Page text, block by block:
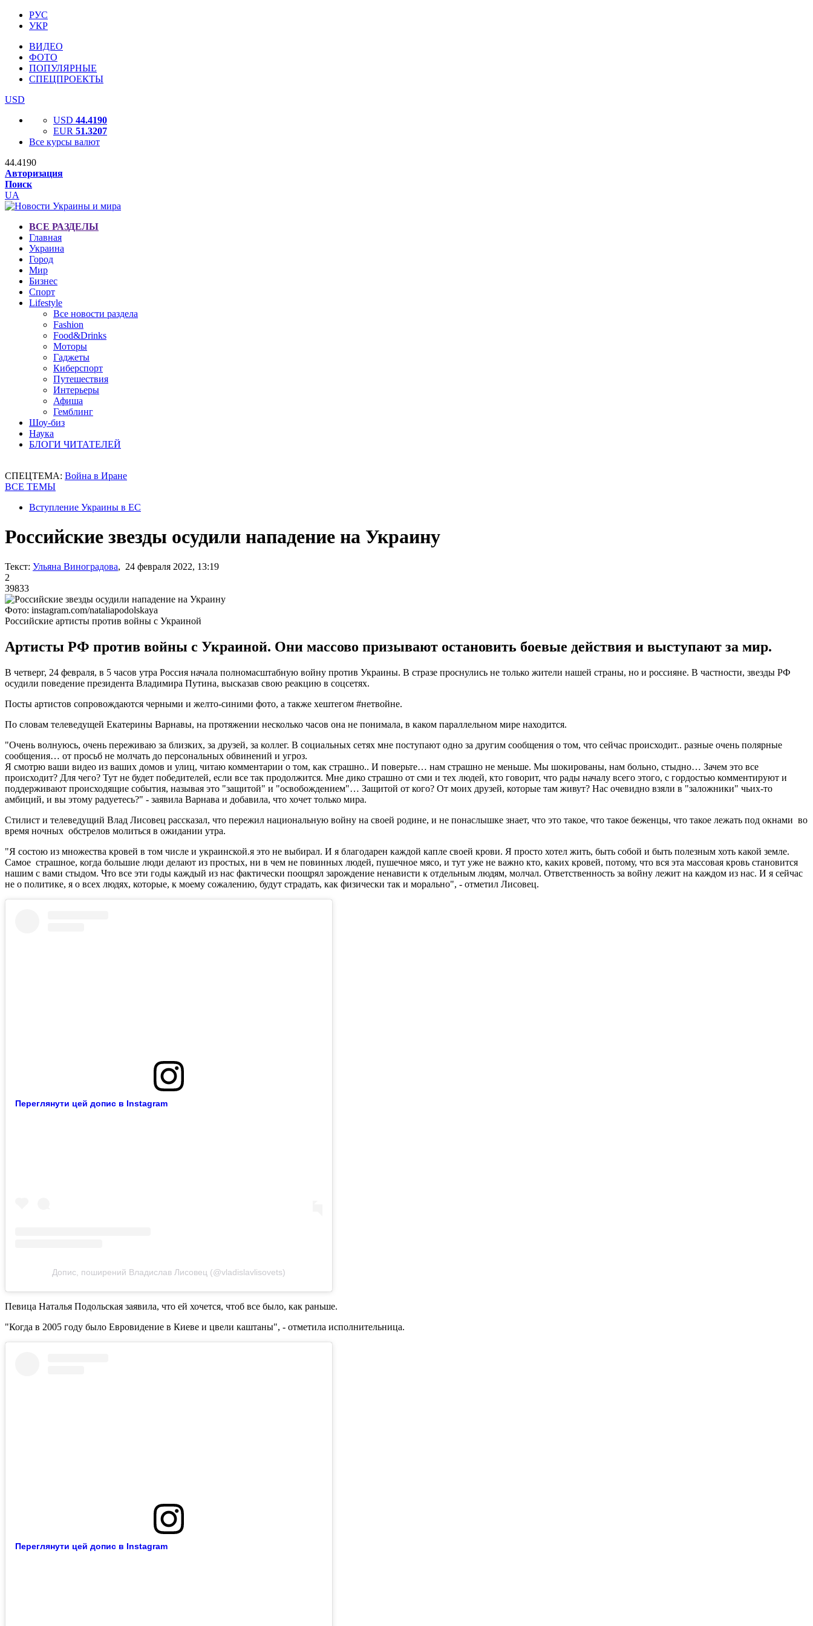
РУС
УКР
ВИДЕО
ФОТО
ПОПУЛЯРНЫЕ
СПЕЦПРОЕКТЫ
USD
USD 44.4190
EUR 51.3207
Все курсы валют
44.4190
Авторизация
Поиск
UA
ВСЕ РАЗДЕЛЫ
Главная
Украина
Город
Мир
Бизнес
Спорт
Lifestyle
Все новости раздела
Fashion
Food&Drinks
Моторы
Гаджеты
Киберспорт
Путешествия
Интерьеры
Афиша
Гемблинг
Шоу-биз
Наука
БЛОГИ ЧИТАТЕЛЕЙ
СПЕЦТЕМА: Война в Иране
ВСЕ ТЕМЫ
Вступление Украины в ЕС
Российские звезды осудили нападение на Украину
Текст: Ульяна Виноградова, 24 февраля 2022, 13:19
2
39833
Фото: instagram.com/nataliapodolskaya
Российские артисты против войны с Украиной
Артисты РФ против войны с Украиной. Они массово призывают остановить боевые действия и выступают за мир.
В четверг, 24 февраля, в 5 часов утра Россия начала полномасштабную войну против Украины. В стразе проснулись не только жители нашей страны, но и россияне. В частности, звезды РФ
осудили поведение президента Владимира Путина, высказав свою реакцию в соцсетях.
Посты артистов сопровождаются черными и желто-синими фото, а также хештегом #нетвойне.
По словам телеведущей Екатерины Варнавы, на протяжении несколько часов она не понимала, в каком параллельном мире находится.
"Очень волнуюсь, очень переживаю за близких, за друзей, за коллег. В социальных сетях мне поступают одно за другим сообщения о том, что сейчас происходит.. разные очень полярные
сообщения… от просьб не молчать до персональных обвинений и угроз.
Я смотрю ваши видео из ваших домов и улиц, читаю комментарии о том, как страшно.. И поверьте… нам страшно не меньше. Мы шокированы, нам больно, стыдно… Зачем это все
происходит? Для чего? Тут не будет победителей, если все так продолжится. Мне дико страшно от сми и тех людей, кто говорит, что рады началу всего этого, с гордостью комментируют и
поддерживают происходящие события, называя это "защитой" и "освобождением"… Защитой от кого? От моих друзей, которые там живут? Нас очевидно взяли в "заложники" чьих-то
амбиций, и вы этому радуетесь?" - заявила Варнава и добавила, что хочет только мира.
Стилист и телеведущий Влад Лисовец рассказал, что пережил национальную войну на своей родине, и не понаслышке знает, что это такое, что такое беженцы, что такое лежать под окнами во
время ночных обстрелов молиться в ожидании утра.
"Я состою из множества кровей в том числе и украинской.я это не выбирал. И я благодарен каждой капле своей крови. Я просто хотел жить, быть собой и быть полезным хоть какой земле.
Самое страшное, когда большие люди делают из простых, ни в чем не повинных людей, пушечное мясо, и тут уже не важно кто, каких кровей, потому, что вся эта массовая кровь становится
нашим с вами стыдом. Что все эти годы каждый из нас фактически поощрял зарождение ненависти к отдельным людям, молчал. Ответственность за войну лежит на каждом из нас. И я сейчас
не о политике, я о всех людях, которые, к моему сожалению, будут страдать, как физически так и морально", - отметил Лисовец.
Переглянути цей допис в Instagram
Допис, поширений Владислав Лисовец (@vladislavlisovets)
Певица Наталья Подольская заявила, что ей хочется, чтоб все было, как раньше.
"Когда в 2005 году было Евровидение в Киеве и цвели каштаны", - отметила исполнительница.
Переглянути цей допис в Instagram